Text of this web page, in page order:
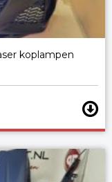
koplampen